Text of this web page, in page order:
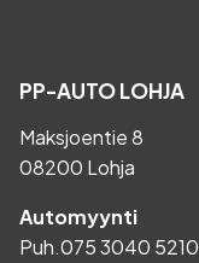
PP-AUTO LOHJA
Maksjoentie 8
08200 Lohja
Automyynti
Puh.075 3040 5210